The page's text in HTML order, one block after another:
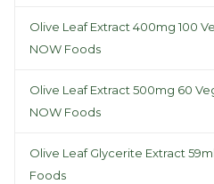
Olive Leaf Extract 400mg 100
NOW Foods
Olive Leaf Extract 500mg 60
NOW Foods
Olive Leaf Glycerite Extract
Foods